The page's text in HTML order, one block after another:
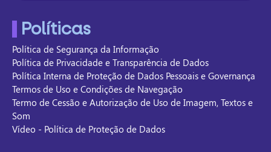
Políticas
Política de Segurança da Informação
Política de Privacidade e Transparência de Dados
Política Interna de Proteção de Dados Pessoais e Governança
Termos de Uso e Condições de Navegação
Termo de Cessão e Autorização de Uso de Imagem, Textos e
Som
Vídeo - Política de Proteção de Dados